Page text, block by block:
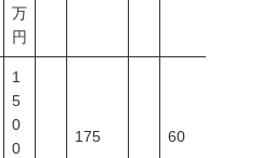
万
円
1
5
0
0
175 60